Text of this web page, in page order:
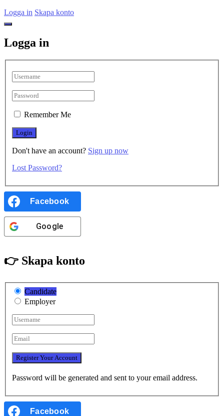
Logga in Skapa konto
Logga in
Remember Me
Don't have an account? Sign up now
Lost Password?
Facebook
Google
👉 Skapa konto
Candidate
Employer
Password will be generated and sent to your email address.
Facebook